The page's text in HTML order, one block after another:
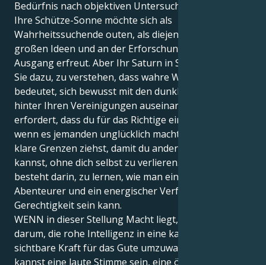
Bedürfnis nach objektiven Untersuchungen.
Ihre Schütze-Sonne möchte sich als
Wahrheitssuchende outen, als diejenige, die sich an
großen Ideen und an der Erforschung mit offenem
Ausgang erfreut. Aber Ihr Saturn in Skorpion bringt
Sie dazu, zu verstehen, dass wahre Weisheit
bedeutet, sich bewusst mit den dunklen Wahrheiten
hinter Ihren Vereinigungen auseinanderzusetzen. Es
erfordert, dass du für das Richtige eintrittst, auch
wenn es jemanden unglücklich macht, und dass du
klare Grenzen ziehst, damit du anderen etwas geben
kannst, ohne dich selbst zu verlieren. Die Kunst
besteht darin, zu lernen, wie man ein neugieriger
Abenteurer und ein energischer Verfechter der
Gerechtigkeit sein kann.
WENN in dieser Stellung Macht liegt, dann geht es
darum, die rohe Intelligenz in eine kanalisierte und
sichtbare Kraft für das Gute umzuwandeln. Du
kannst eine laute Stimme sein, eine öffentliche